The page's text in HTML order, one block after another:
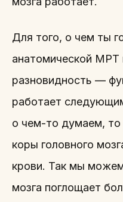
Для того, о чем ты
анатомической МРТ
разновидность —
работает
о чем-то думаем,
коры головного
крови. Так мы
мозга поглощает